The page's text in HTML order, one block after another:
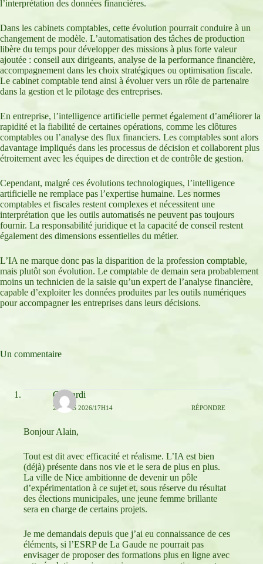
l’interprétation des données financières.
Dans les cabinets comptables, cette évolution pourrait conduire à un
changement de modèle. L’automatisation des tâches de production
libère du temps pour développer des missions à plus forte valeur
ajoutée : conseil aux dirigeants, analyse de la performance financière,
accompagnement dans les choix stratégiques ou optimisation fiscale.
Le cabinet comptable tend ainsi à évoluer vers un rôle de partenaire
dans la gestion et le pilotage des entreprises.
En entreprise, l’intelligence artificielle permet également d’améliorer la
rapidité et la fiabilité de certaines opérations, comme les clôtures
comptables ou l’analyse des flux financiers. Les comptables sont alors
davantage impliqués dans les processus de décision et collaborent plus
étroitement avec les équipes de direction et de contrôle de gestion.
Cependant, malgré ces évolutions technologiques, l’intelligence
artificielle ne remplace pas l’expertise humaine. Les normes
comptables et fiscales restent complexes et nécessitent une
interprétation que les outils automatisés ne peuvent pas toujours
fournir. La responsabilité juridique et la capacité de conseil restent
également des dimensions essentielles du métier.
L’IA ne marque donc pas la disparition de la profession comptable,
mais plutôt son évolution. Le comptable de demain sera probablement
moins un technicien de la saisie qu’un expert de l’analyse financière,
capable d’exploiter les données produites par les outils numériques
pour accompagner les entreprises dans leurs décisions.
Un commentaire
Gherardi
2 MARS 2026/17H14 RÉPONDRE
Bonjour Alain,
Tout est dit avec efficacité et réalisme. L’IA est bien
(déjà) présente dans nos vie et le sera de plus en plus.
La ville de Nice ambitionne de devenir un pôle
d’expérimentation à ce sujet et, sous réserve du résultat
des élections municipales, une jeune femme brillante
sera en charge de certains projets.
Je me demandais depuis que j’ai eu connaissance de ces
éléments, si l’ESRP de La Gaude ne pourrait pas
envisager de proposer des formations plus en ligne avec